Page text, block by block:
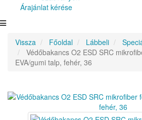
Árajánlat kérése
Vissza
Főoldal Lábbeli
Védőbakancs O2 ESD SRC
EVA/gumi talp, fehér, 36